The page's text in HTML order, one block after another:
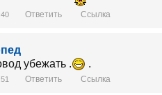
Ответить Ссылка
убежать .
.
Ответить Ссылка